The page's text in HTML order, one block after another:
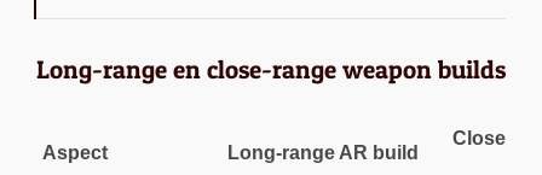
Long-range en close-range weapon builds
Aspect Long-range AR build
Close-